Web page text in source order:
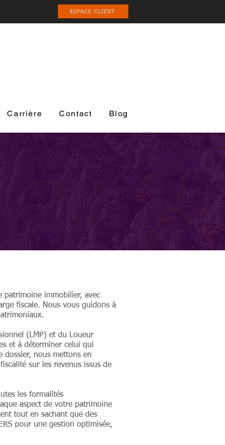
ESPACE CLIENT
Carrière Contact Blog
patrimoine immobilier, avec
fiscale. Nous vous guidons à
(LMP) et du Loueur
et à déterminer celui qui
dossier, nous mettons en
sur les revenus issus de
les formalités
aspect de votre patrimoine
tout en sachant que des
pour une gestion optimisée,